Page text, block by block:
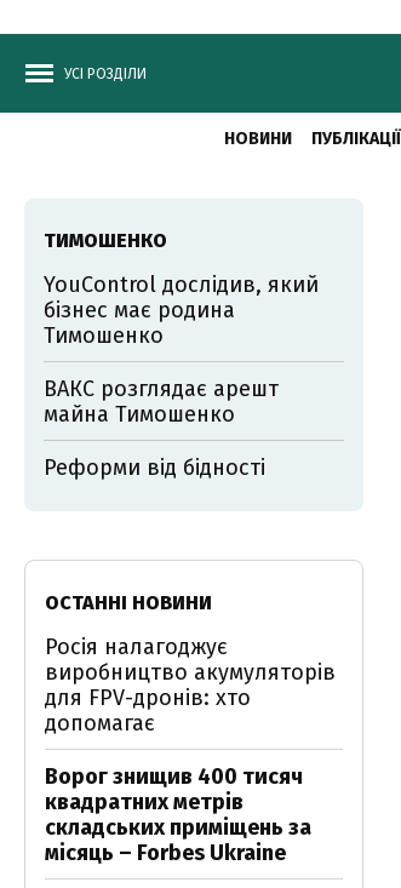
УСІ РОЗДІЛИ
НОВИНИ ПУБЛІКАЦІЇ
ТИМОШЕНКО
YouControl дослідив, який
бізнес має родина
Тимошенко
ВАКС розглядає арешт
майна Тимошенко
Реформи від бідності
ОСТАННІ НОВИНИ
Росія налагоджує
виробництво акумуляторів
для FPV-дронів: хто
допомагає
Ворог знищив 400 тисяч
квадратних метрів
складських приміщень за
місяць – Forbes Ukraine